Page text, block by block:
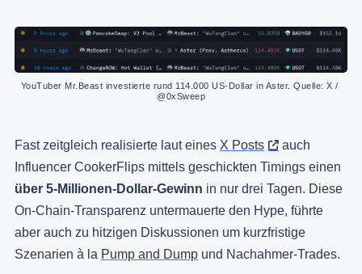
YouTuber Mr.Beast investierte rund 114.000 US-Dollar in Aster. Quelle: X /
@0xSweep
Fast zeitgleich realisierte laut eines X Posts
auch
Influencer CookerFlips mittels geschickten Timings einen
über 5-Millionen-Dollar-Gewinn in nur drei Tagen. Diese
On-Chain-Transparenz untermauerte den Hype, führte
aber auch zu hitzigen Diskussionen um kurzfristige
Szenarien à la Pump and Dump und Nachahmer-Trades.